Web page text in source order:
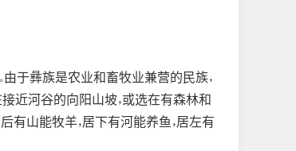
于彝族是农业和畜牧业兼营的民族，
近河谷的向阳山坡，或选在有森林和
有山能牧羊，居下有河能养鱼，居左有